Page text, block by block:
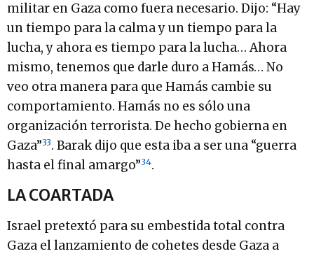
militar en Gaza como fuera necesario. Dijo: “Hay
un tiempo para la calma y un tiempo para la
lucha, y ahora es tiempo para la lucha… Ahora
mismo, tenemos que darle duro a Hamás… No
veo otra manera para que Hamás cambie su
comportamiento. Hamás no es sólo una
organización terrorista. De hecho gobierna en
Gaza”33. Barak dijo que esta iba a ser una “guerra
hasta el final amargo”34.
LA COARTADA
Israel pretextó para su embestida total contra
Gaza el lanzamiento de cohetes desde Gaza a